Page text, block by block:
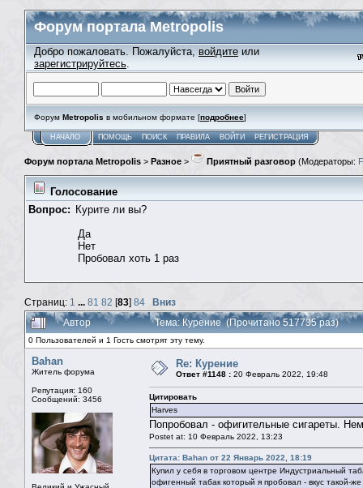
Форум портала Metropolis
Добро пожаловать. Пожалуйста, войдите или
зарегистрируйтесь.
Форум Metropolis в мобильном формате [подробнее]
НАЧАЛО ПОМОЩЬ ПОИСК ПРАВИЛА ВОЙТИ РЕГИСТРАЦИЯ
Форум портала Metropolis > Разное > Приятный разговор (Модераторы:
Голосование
Вопрос: Курите ли вы?
Да
Нет
Пробовал хоть 1 раз
Страниц: 1 ... 81 82 [83] 84
Вниз
Автор
Тема: Курение (Прочитано 517735 раз)
0 Пользователей и 1 Гость смотрят эту тему.
Bahan
Житель форума
Репутация: 160
Сообщений: 3456
Re: Курение
Ответ #1148 : 20 Февраль 2022, 19:48
Цитировать
Harves
Попробовал - офигительные сигареты.
Postet at: 10 Февраль 2022, 13:23
Цитата: Bahan от 22 Январь 2022, 18:19
Купил у себя в торговом центре Индустриальный
офигенный табак который я пробовал - вкус такой-